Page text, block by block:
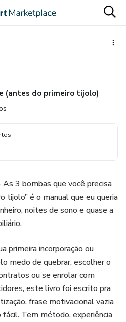
(antes do primeiro tijolo)
As 3 bombas que você precisa
tijolo” é o manual que eu queria
noites de sono e quase a
primeira incorporação ou
medo de quebrar, escolher o
ou se enrolar com
este livro foi escrito pra
frase motivacional vazia
Tem método, experiência